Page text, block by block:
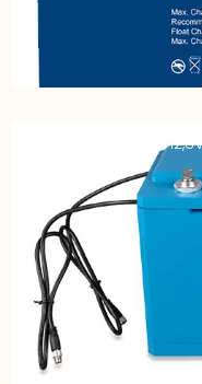
Batterie LiFe-Po4 –